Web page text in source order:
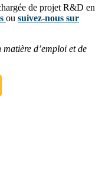
de projet R&D en
ou suivez-nous sur
d’emploi et de